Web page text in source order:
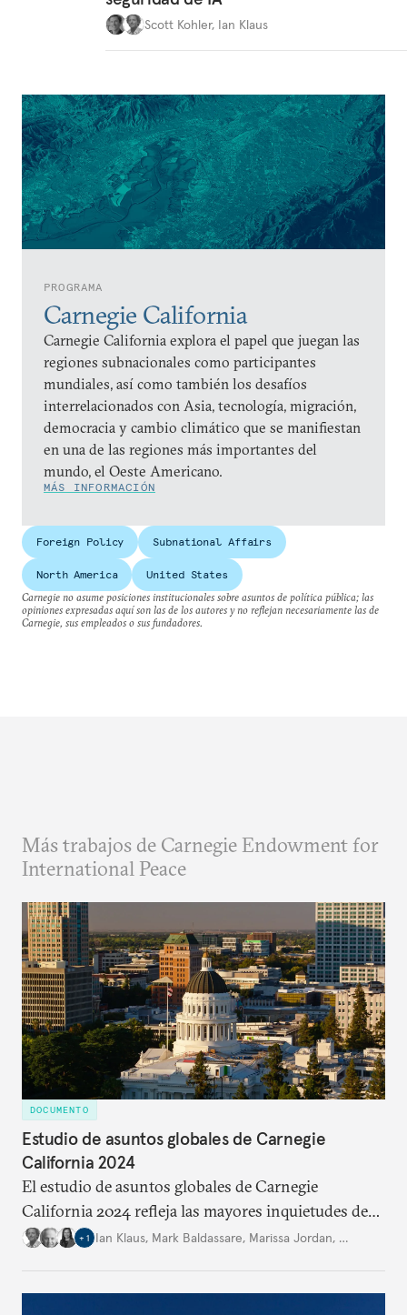
PROGRAMA
Carnegie California
Carnegie California explora el papel que juegan las
regiones subnacionales como participantes
mundiales, así como también los desafíos
interrelacionados con Asia, tecnología, migración,
democracia y cambio climático que se manifiestan
en una de las regiones más importantes del
mundo, el Oeste Americano.
MÁS INFORMACIÓN
Scott Kohler, Ian Klaus
Foreign Policy Subnational Affairs
North America
United States
Carnegie no asume posiciones institucionales sobre asuntos de política pública; las
opiniones expresadas aquí son las de los autores y no reflejan necesariamente las de
Carnegie, sus empleados o sus fundadores.
Más trabajos de Carnegie Endowment for
International Peace
DOCUMENTO
Estudio de asuntos globales de Carnegie
California 2024
El estudio de asuntos globales de Carnegie
California 2024 refleja las mayores inquietudes de
los californianos respecto a los continuos
+ 1 Ian Klaus, Mark Baldassare, Marissa Jordan, …